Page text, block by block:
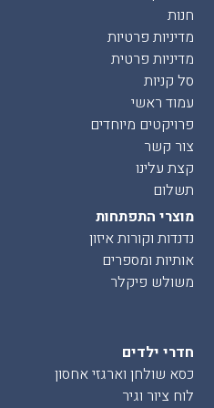
חנות
מדיניות פרטיות
מדיניות פרטית
סל קניות
עמוד ראשי
פרויקטים מיוחדים
צור קשר
קצת עלינו
תשלום
מוצרי התפתחות
נדנדות וקורות איזון
אותיות ומספרים
משולש פיקלר
חדרי ילדים
כסא שולחן וארגזי אחסון
לוח ציור וגיר